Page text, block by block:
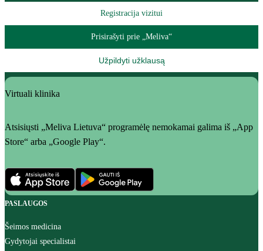
Registracija vizitui
Prisirašyti prie „Meliva“
Užpildyti užklausą
Virtuali klinika
Atsisiųsti „Meliva Lietuva“ programėlę nemokamai galima iš „App
Store“ arba „Google Play“.
PASLAUGOS
Šeimos medicina
Gydytojai specialistai